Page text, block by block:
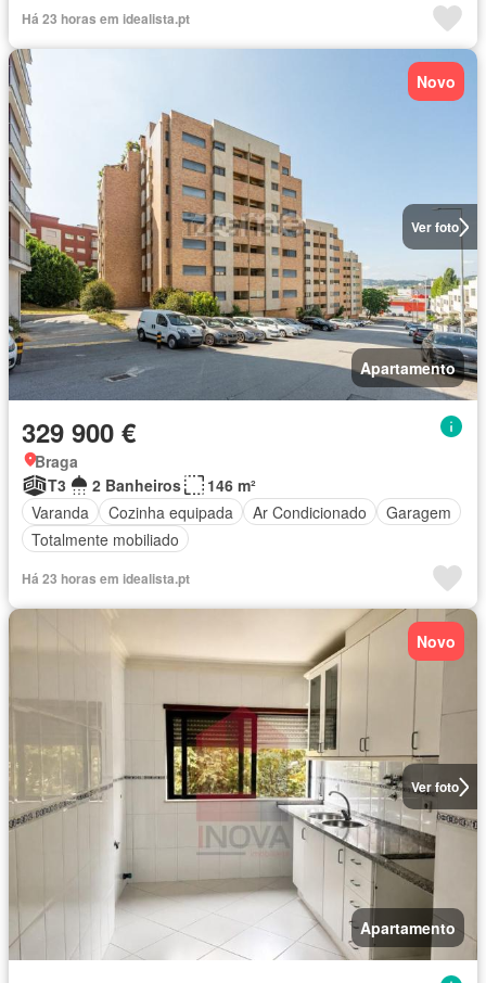
Há 23 horas em idealista.pt
Ver foto
Novo
Apartamento
329 900 €
Braga
T3
2 Banheiros
146 m²
Varanda
Cozinha equipada Ar Condicionado
Garagem
Totalmente mobiliado
Há 23 horas em idealista.pt
Ver foto
Novo
Apartamento